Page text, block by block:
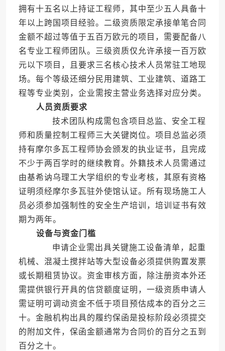
拥有十五名以上持证工程师，其中至少五人具备十
年以上跨国项目经验。二级资质限定承接单笔合同
金额不超过等值于五百万欧元的项目，需要配备八
名专业工程师团队。三级资质仅允许承接一百万欧
元以下项目，且要求三名核心技术人员常驻工地现
场。每个等级还细分民用建筑、工业建筑、道路工
程等专业类别，企业需按主营业务选择对应分类。
人员资质要求
技术团队构成需包含项目总监、安全工程
师和质量控制工程师三大关键岗位。项目总监必须
持有摩尔多瓦工程师协会颁发的执业证书，且完成
不少于两百学时的继续教育。外籍技术人员需通过
由基希讷乌理工大学组织的专业考核，其原有资格
证明须经摩尔多瓦驻外使馆认证。所有现场施工人
员必须参加强制性的安全生产培训，培训证书有效
期为两年。
设备与资金门槛
申请企业需出具关键施工设备清单，起重
机械、混凝土搅拌站等大型设备必须提供购置发票
或长期租赁协议。资金审核方面，除注册资本外还
需提供银行开具的信贷额度证明，一级资质申请人
需证明可调动资金不低于项目预估成本的百分之三
十。金融机构出具的履约保函是投标阶段必须提交
的附加文件，保函金额通常为合同价的百分之五到
百分之十。